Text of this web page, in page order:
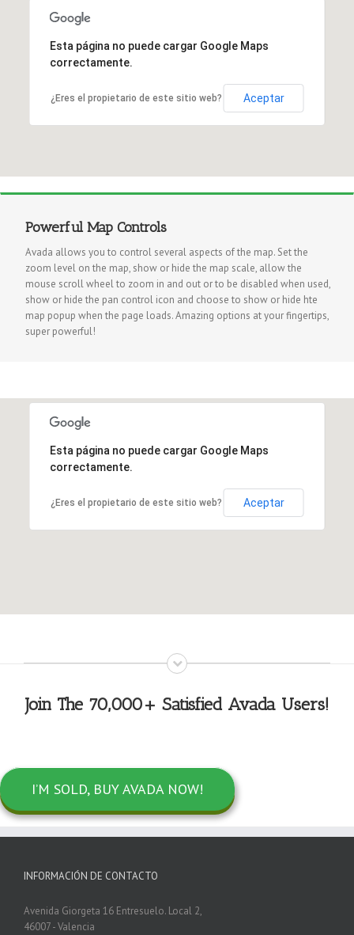
Esta página no puede cargar Google Maps
correctamente.
¿Eres el propietario de este sitio web? Aceptar
Powerful Map Controls
Avada allows you to control several aspects of the map. Set the
zoom level on the map, show or hide the map scale, allow the
mouse scroll wheel to zoom in and out or to be disabled when used,
show or hide the pan control icon and choose to show or hide hte
map popup when the page loads. Amazing options at your fingertips,
super powerful!
Esta página no puede cargar Google Maps
correctamente.
¿Eres el propietario de este sitio web? Aceptar
Join The 70,000+ Satisfied Avada Users!
I’M SOLD, BUY AVADA NOW!
INFORMACIÓN DE CONTACTO
Avenida Giorgeta 16 Entresuelo. Local 2,
46007 - Valencia